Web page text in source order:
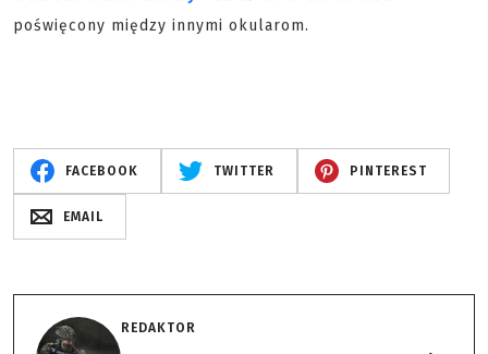
poświęcony między innymi okularom.
FACEBOOK TWITTER PINTEREST
EMAIL
REDAKTOR